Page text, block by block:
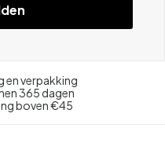
en verpakking
365 dagen
boven €45